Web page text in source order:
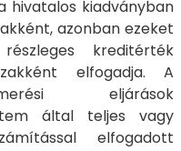
hivatalos kiadványban
azonban ezeket
kreditérték
elfogadja. A
eljárások
által teljes vagy
elfogadott